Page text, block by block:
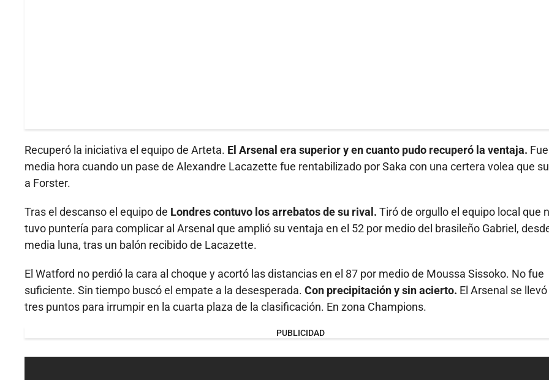
Recuperó la iniciativa el equipo de Arteta. El Arsenal era superior y en cuanto pudo recuperó la ventaja.
media hora cuando un pase de Alexandre Lacazette fue rentabilizado por Saka con una certera volea que
a Forster.
Tras el descanso el equipo de Londres contuvo los arrebatos de su rival. Tiró de orgullo el equipo local que
tuvo puntería para complicar al Arsenal que amplió su ventaja en el 52 por medio del brasileño Gabriel,
media luna, tras un balón recibido de Lacazette.
El Watford no perdió la cara al choque y acortó las distancias en el 87 por medio de Moussa Sissoko. No fue
suficiente. Sin tiempo buscó el empate a la desesperada. Con precipitación y sin acierto. El Arsenal se
tres puntos para irrumpir en la cuarta plaza de la clasificación. En zona Champions.
PUBLICIDAD